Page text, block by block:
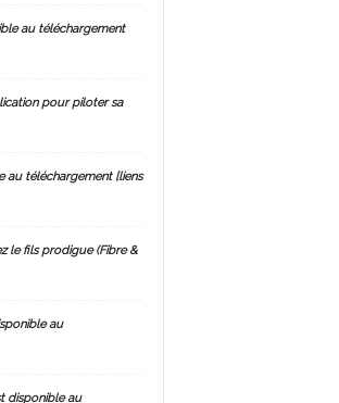
au téléchargement
pour piloter sa
au téléchargement [liens
le fils prodigue (Fibre &
au
disponible au